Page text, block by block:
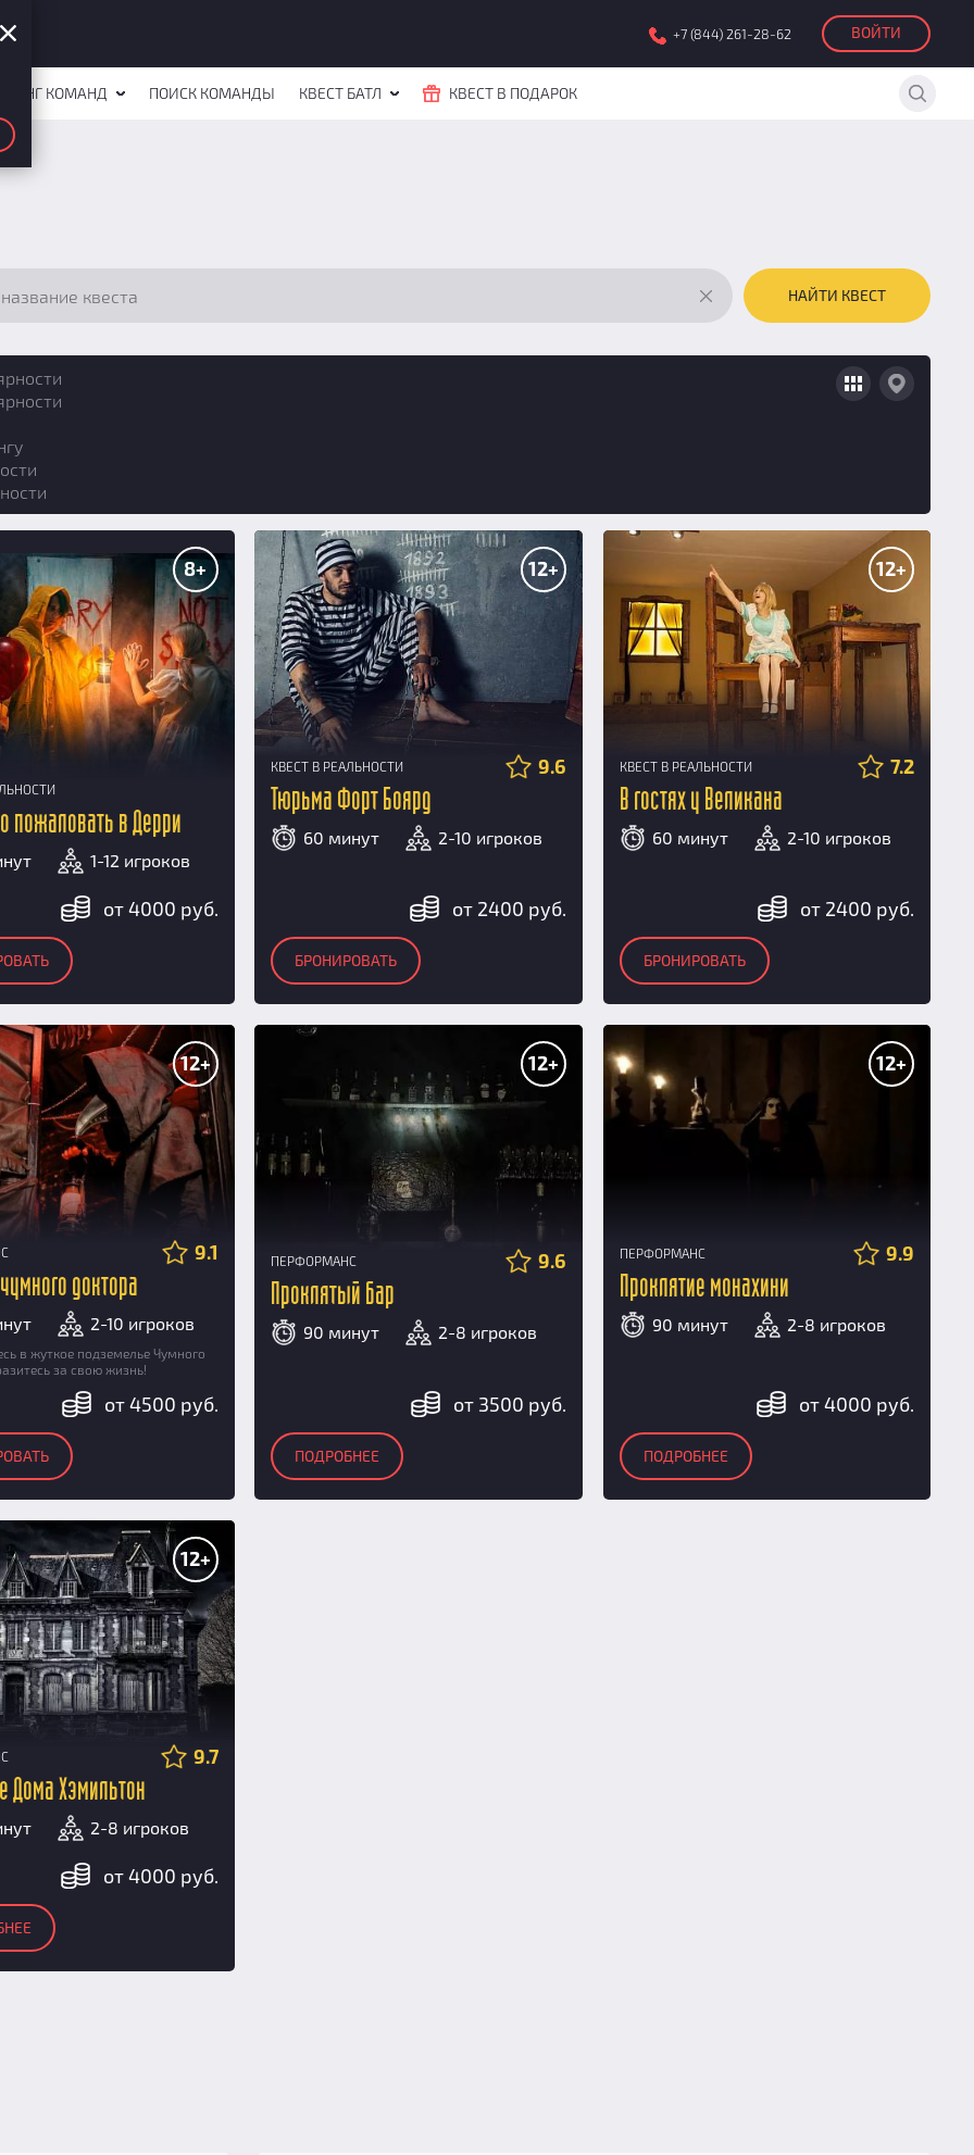
+7 (844) 261-28-62 ВОЙТИ
КОМАНД ПОИСК КОМАНДЫ КВЕСТ БАТЛ
КВЕСТ В ПОДАРОК
НАЙТИ КВЕСТ
8+
пожаловать в Дерри
1-12 игроков
от 4000 руб.
12+
КВЕСТ В РЕАЛЬНОСТИ 9.6
Тюрьма Форт Боярд
60 минут 2-10 игроков
от 2400 руб.
БРОНИРОВАТЬ
12+
КВЕСТ В РЕАЛЬНОСТИ 7.2
В гостях у Великана
60 минут 2-10 игроков
от 2400 руб.
БРОНИРОВАТЬ
12+
9.1
доктора
2-10 игроков
в жуткое подземелье Чумного
за свою жизнь!
от 4500 руб.
12+
ПЕРФОРМАНС 9.6
Проклятый бар
90 минут 2-8 игроков
от 3500 руб.
ПОДРОБНЕЕ
12+
ПЕРФОРМАНС 9.9
Проклятие монахини
90 минут 2-8 игроков
от 4000 руб.
ПОДРОБНЕЕ
12+
9.7
Дома Хэмильтон
2-8 игроков
от 4000 руб.